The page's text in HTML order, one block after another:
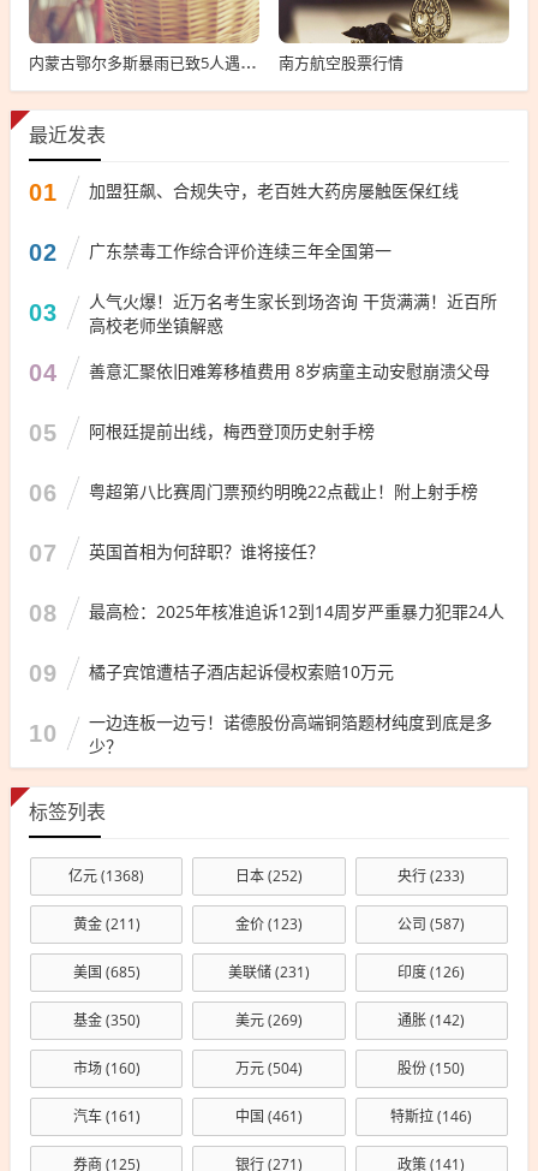
内蒙古鄂尔多斯暴雨已致5人遇难，鄂尔多斯暴雨致5人遇难 南方航空股票行情
最近发表
01 加盟狂飙、合规失守，老百姓大药房屡触医保红线
02 广东禁毒工作综合评价连续三年全国第一
03
人气火爆！近万名考生家长到场咨询 干货满满！近百所
高校老师坐镇解惑
04 善意汇聚依旧难筹移植费用 8岁病童主动安慰崩溃父母
05 阿根廷提前出线，梅西登顶历史射手榜
06 粤超第八比赛周门票预约明晚22点截止！附上射手榜
07 英国首相为何辞职？谁将接任？
08 最高检：2025年核准追诉12到14周岁严重暴力犯罪24人
09 橘子宾馆遭桔子酒店起诉侵权索赔10万元
10
一边连板一边亏！诺德股份高端铜箔题材纯度到底是多
少？
标签列表
亿元(1368) 日本(252) 央行(233)
黄金(211) 金价(123) 公司 (587)
美国 (685) 美联储(231) 印度(126)
基金(350) 美元(269) 通胀(142)
市场(160) 万元(504) 股份(150)
汽车(161) 中国 (461) 特斯拉(146)
券商(125) 银行(271) 政策(141)